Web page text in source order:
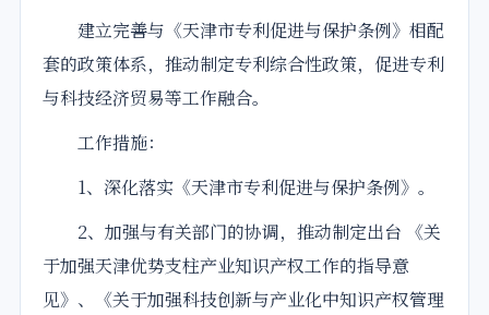
建立完善与《天津市专利促进与保护条例》相配
套的政策体系，推动制定专利综合性政策，促进专利
与科技经济贸易等工作融合。
工作措施：
1、深化落实《天津市专利促进与保护条例》。
2、加强与有关部门的协调，推动制定出台 《关
于加强天津优势支柱产业知识产权工作的指导意
见》、《关于加强科技创新与产业化中知识产权管理